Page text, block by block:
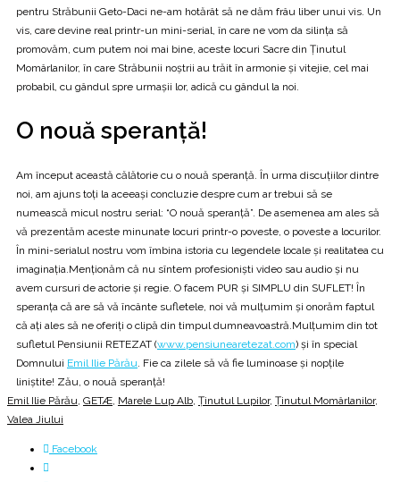
pentru Străbunii Geto-Daci ne-am hotărât să ne dăm frâu liber unui vis. Un
vis, care devine real printr-un mini-serial, în care ne vom da silinţa să
promovăm, cum putem noi mai bine, aceste locuri Sacre din Ţinutul
Momârlanilor, în care Străbunii noştrii au trăit în armonie şi vitejie, cel mai
probabil, cu gândul spre urmaşii lor, adică cu gândul la noi.
O nouă speranţă!
Am început această călătorie cu o nouă speranţă. În urma discuţiilor dintre
noi, am ajuns toţi la aceeaşi concluzie despre cum ar trebui să se
numească micul nostru serial: “O nouă speranţă”. De asemenea am ales să
vă prezentăm aceste minunate locuri printr-o poveste, o poveste a locurilor.
În mini-serialul nostru vom îmbina istoria cu legendele locale şi realitatea cu
imaginaţia.Menţionăm că nu sîntem profesionişti video sau audio şi nu
avem cursuri de actorie şi regie. O facem PUR şi SIMPLU din SUFLET! În
speranţa că are să vă încânte sufletele, noi vă mulţumim şi onorăm faptul
că aţi ales să ne oferiţi o clipă din timpul dumneavoastră.Mulţumim din tot
sufletul Pensiunii RETEZAT (www.pensiunearetezat.com) şi în special
Domnului Emil Ilie Părău . Fie ca zilele să vă fie luminoase şi nopţile
liniştite! Zău, o nouă speranţă!
Emil Ilie Părău GETÆ Marele Lup Alb Ținutul Lupilor, Ținutul Momârlanilor,
Valea Jiului
Facebook